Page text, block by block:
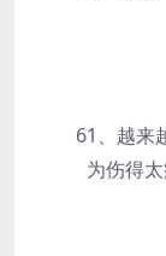
61、越来越
为伤得